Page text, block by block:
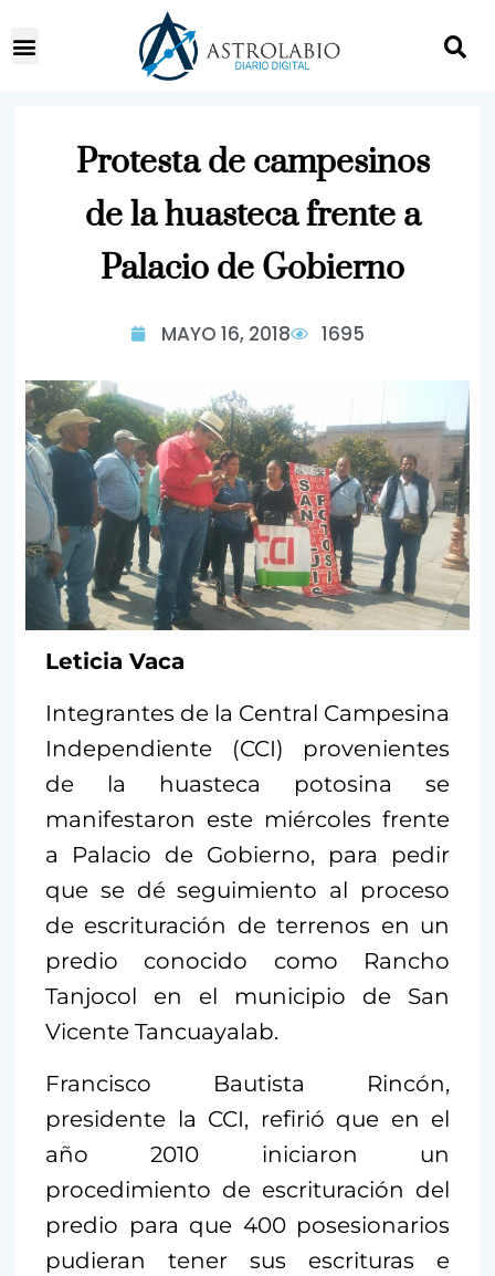
Protesta de campesinos
de la huasteca frente a
Palacio de Gobierno
MAYO 16, 2018 1695
Leticia Vaca
Integrantes de la Central Campesina
Independiente (CCI) provenientes
de la huasteca potosina se
manifestaron este miércoles frente
a Palacio de Gobierno, para pedir
que se dé seguimiento al proceso
de escrituración de terrenos en un
predio conocido como Rancho
Tanjocol en el municipio de San
Vicente Tancuayalab.
Francisco Bautista Rincón,
presidente la CCI, refirió que en el
año 2010 iniciaron un
procedimiento de escrituración del
predio para que 400 posesionarios
pudieran tener sus escrituras e